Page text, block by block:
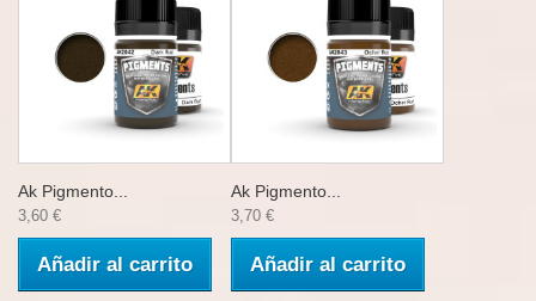
Ak Pigmento...
3,60 €
Añadir al carrito
Ak Pigmento...
3,70 €
Añadir al carrito